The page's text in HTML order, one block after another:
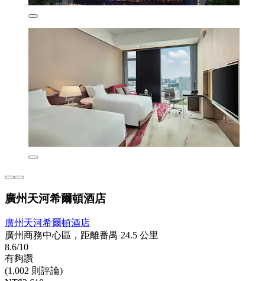
廣州天河希爾頓酒店
廣州天河希爾頓酒店
廣州商務中心區，距離番禺 24.5 公里
8.6/10
有夠讚
(1,002 則評論)